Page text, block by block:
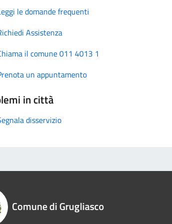
le domande frequenti
Assistenza
il comune 011 4013 1
un appuntamento
in città
disservizio
Comune di Grugliasco